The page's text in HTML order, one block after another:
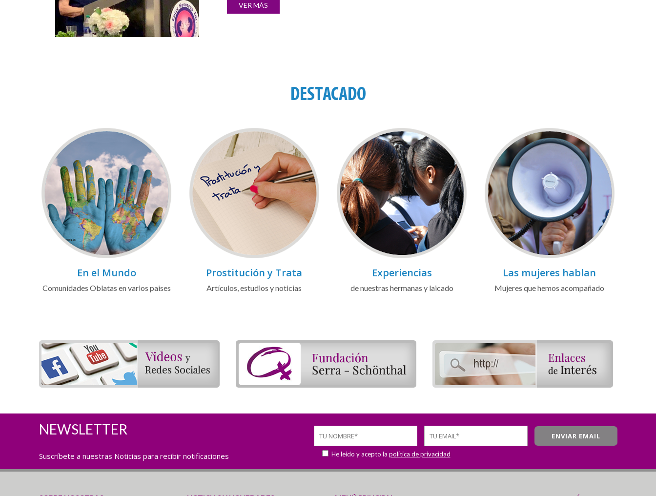
VER MÁS
DESTACADO
En el Mundo
Comunidades Oblatas en varios paises
Prostitución y Trata
Artículos, estudios y noticias
Experiencias
de nuestras hermanas y laicado
Las mujeres hablan
Mujeres que hemos acompañado
NEWSLETTER
Suscríbete a nuestras Noticias para recibir notificaciones He leído y acepto la política de privacidad